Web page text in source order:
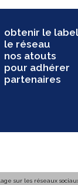
sur les réseaux
obtenir le label
le réseau
nos atouts
pour adhérer
partenaires